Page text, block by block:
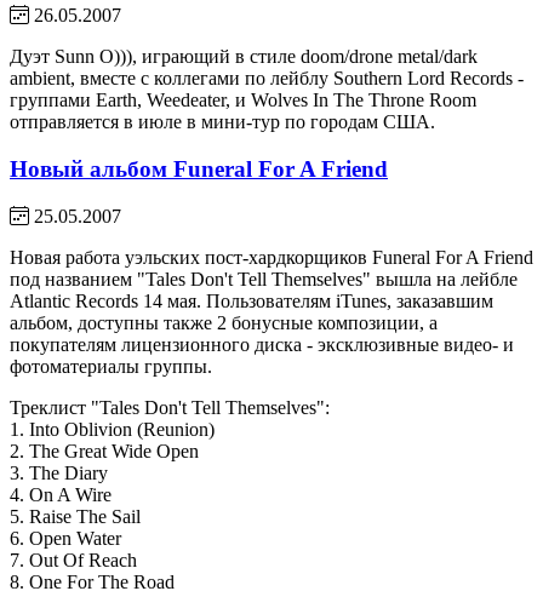
26.05.2007
Дуэт Sunn O))), играющий в стиле doom/drone metal/dark
ambient, вместе с коллегами по лейблу Southern Lord Records -
группами Earth, Weedeater, и Wolves In The Throne Room
отправляется в июле в мини-тур по городам США.
Новый альбом Funeral For A Friend
25.05.2007
Новая работа уэльских пост-хардкорщиков Funeral For A Friend
под названием "Tales Don't Tell Themselves" вышла на лейбле
Atlantic Records 14 мая. Пользователям iTunes, заказавшим
альбом, доступны также 2 бонусные композиции, а
покупателям лицензионного диска - эксклюзивные видео- и
фотоматериалы группы.
Треклист "Tales Don't Tell Themselves":
1. Into Oblivion (Reunion)
2. The Great Wide Open
3. The Diary
4. On A Wire
5. Raise The Sail
6. Open Water
7. Out Of Reach
8. One For The Road